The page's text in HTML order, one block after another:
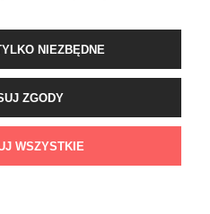
NIEZBĘDNE
ZGODY
WSZYSTKIE